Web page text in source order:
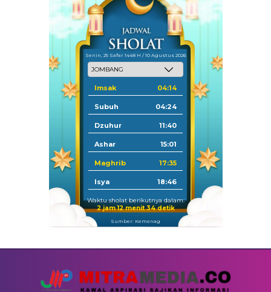
Senin, 25 Safar 1448 H / 10 Agustus 2026
Imsak 04:14
Subuh 04:24
Dzuhur 11:40
Ashar 15:01
Maghrib 17:35
Isya 18:46
Waktu sholat berikutnya dalam:
2 jam 12 menit 34 detik
Sumber: Kemenag